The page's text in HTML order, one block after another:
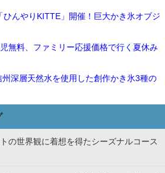
ひんやりKITTE」開催！巨大かき氷オブジ
無料、ファミリー応援価格で行く夏休み
州深層天然水を使用した創作かき氷3種の
の世界観に着想を得たシーズナルコース